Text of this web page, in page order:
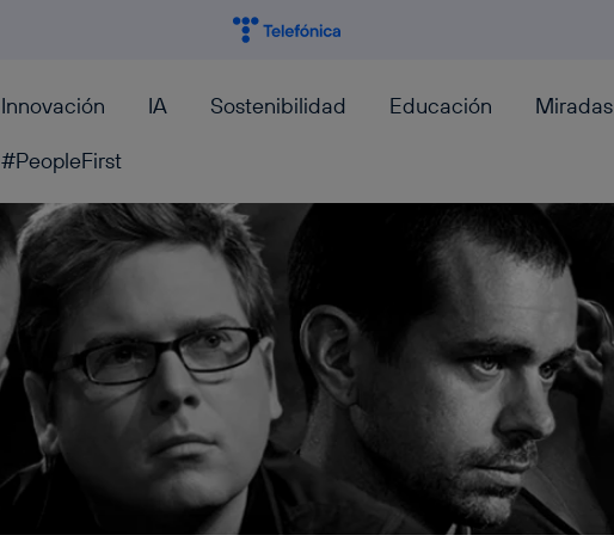
Innovación IA Sostenibilidad Educación
Miradas
#PeopleFirst